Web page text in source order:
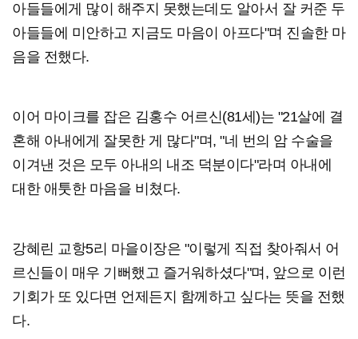
아들들에게 많이 해주지 못했는데도 알아서 잘 커준 두
아들들에 미안하고 지금도 마음이 아프다"며 진솔한 마
음을 전했다.
이어 마이크를 잡은 김홍수 어르신(81세)는 "21살에 결
혼해 아내에게 잘못한 게 많다"며, "네 번의 암 수술을
이겨낸 것은 모두 아내의 내조 덕분이다"라며 아내에
대한 애툿한 마음을 비쳤다.
강혜린 교항5리 마을이장은 "이렇게 직접 찾아줘서 어
르신들이 매우 기뻐했고 즐거워하셨다"며, 앞으로 이런
기회가 또 있다면 언제든지 함께하고 싶다는 뜻을 전했
다.